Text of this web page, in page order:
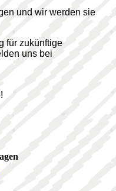
und wir werden sie
für zukünftige
uns bei